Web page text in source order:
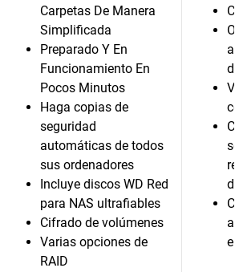
Carpetas De Manera
Simplificada
Preparado Y En
Funcionamiento En
Pocos Minutos
Haga copias de
seguridad
automáticas de todos
sus ordenadores
Incluye discos WD Red
para NAS ultrafiables
Cifrado de volúmenes
Varias opciones de
RAID